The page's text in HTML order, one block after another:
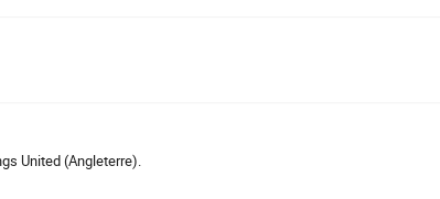
United (Angleterre).